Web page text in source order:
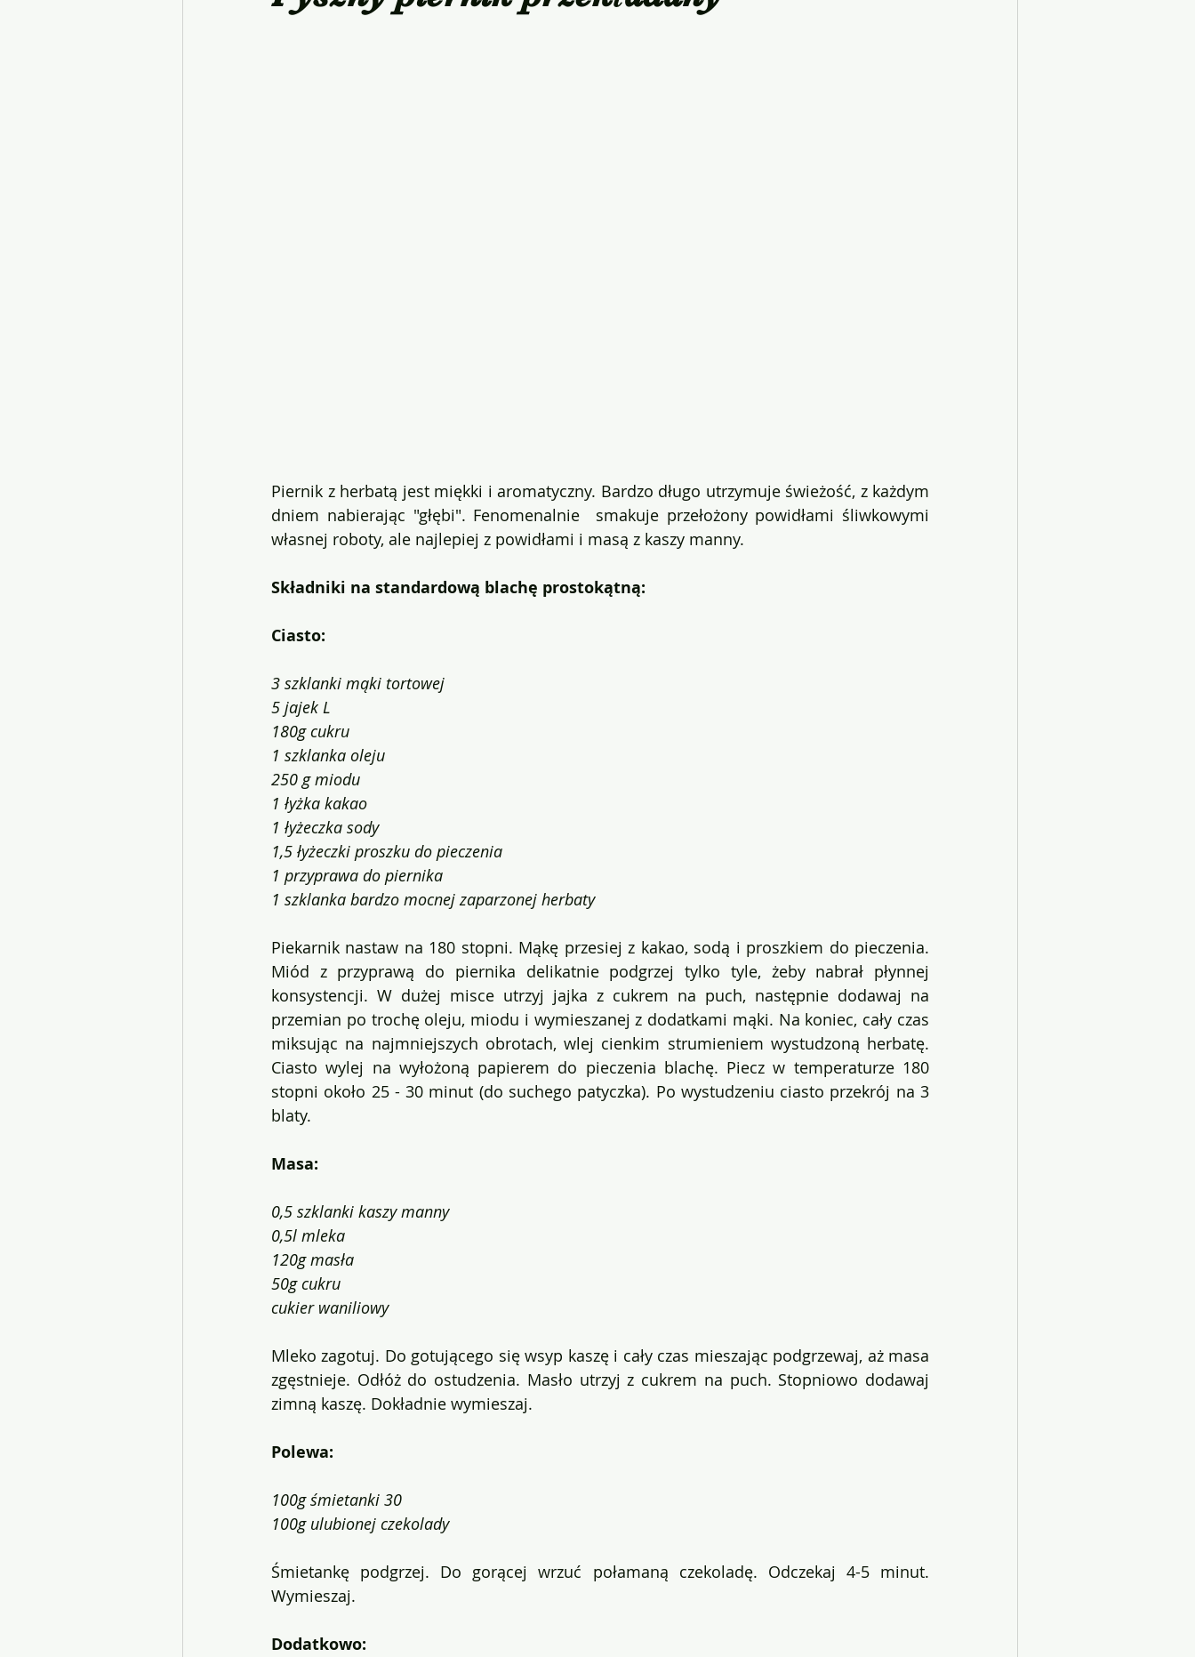
Piernik z herbatą jest miękki i aromatyczny. Bardzo długo utrzymuje świeżość, z każdym
dniem nabierając "głębi". Fenomenalnie  smakuje przełożony powidłami śliwkowymi
własnej roboty, ale najlepiej z powidłami i masą z kaszy manny.
Składniki na standardową blachę prostokątną:
Ciasto:
3 szklanki mąki tortowej
5 jajek L
180g cukru
1 szklanka oleju
250 g miodu
1 łyżka kakao
1 łyżeczka sody
1,5 łyżeczki proszku do pieczenia
1 przyprawa do piernika
1 szklanka bardzo mocnej zaparzonej herbaty
Piekarnik nastaw na 180 stopni. Mąkę przesiej z kakao, sodą i proszkiem do pieczenia.
Miód z przyprawą do piernika delikatnie podgrzej tylko tyle, żeby nabrał płynnej
konsystencji. W dużej misce utrzyj jajka z cukrem na puch, następnie dodawaj na
przemian po trochę oleju, miodu i wymieszanej z dodatkami mąki. Na koniec, cały czas
miksując na najmniejszych obrotach, wlej cienkim strumieniem wystudzoną herbatę.
Ciasto wylej na wyłożoną papierem do pieczenia blachę. Piecz w temperaturze 180
stopni około 25 - 30 minut (do suchego patyczka). Po wystudzeniu ciasto przekrój na 3
blaty.
Masa:
0,5 szklanki kaszy manny
0,5l mleka
120g masła
50g cukru
cukier waniliowy
Mleko zagotuj. Do gotującego się wsyp kaszę i cały czas mieszając podgrzewaj, aż masa
zgęstnieje. Odłóż do ostudzenia. Masło utrzyj z cukrem na puch. Stopniowo dodawaj
zimną kaszę. Dokładnie wymieszaj.
Polewa:
100g śmietanki 30
100g ulubionej czekolady
Śmietankę podgrzej. Do gorącej wrzuć połamaną czekoladę. Odczekaj 4-5 minut.
Wymieszaj.
Dodatkowo: